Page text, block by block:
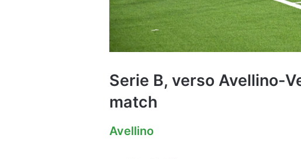
Serie B, verso Avellino-
match
Avellino